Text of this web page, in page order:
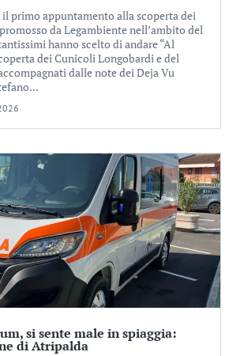
primo appuntamento alla scoperta dei
da Legambiente nell’ambito del
hanno scelto di andare “Al
dei Cunicoli Longobardi e del
dalle note dei Deja Vu
si sente male in spiaggia:
di Atripalda